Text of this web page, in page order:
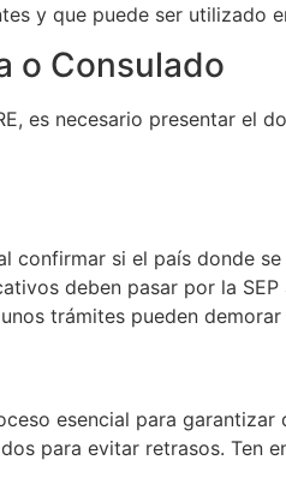
y que puede ser utilizado
o Consulado
es necesario presentar el
confirmar si el país donde
deben pasar por la SEP
trámites pueden
esencial para
para evitar retrasos. Ten